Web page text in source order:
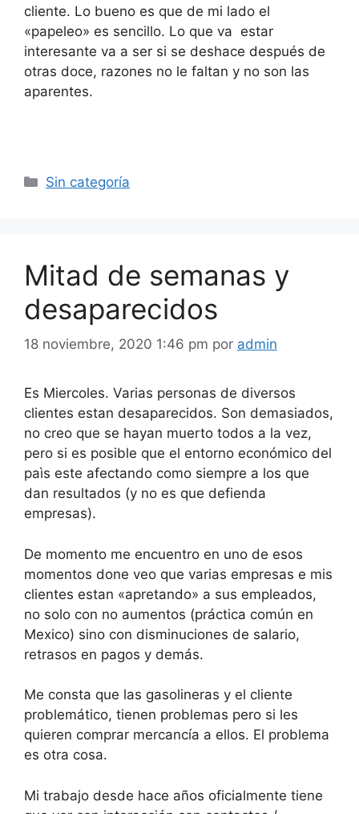
cliente. Lo bueno es que de mi lado el
«papeleo» es sencillo. Lo que va estar
interesante va a ser si se deshace después de
otras doce, razones no le faltan y no son las
aparentes.
Categorías
Sin categoría
Mitad de semanas y
desaparecidos
18 noviembre, 2020 1:46 pm por admin
Es Miercoles. Varias personas de diversos
clientes estan desaparecidos. Son demasiados,
no creo que se hayan muerto todos a la vez,
pero si es posible que el entorno económico del
paìs este afectando como siempre a los que
dan resultados (y no es que defienda
empresas).
De momento me encuentro en uno de esos
momentos done veo que varias empresas e mis
clientes estan «apretando» a sus empleados,
no solo con no aumentos (práctica común en
Mexico) sino con disminuciones de salario,
retrasos en pagos y demás.
Me consta que las gasolineras y el cliente
problemático, tienen problemas pero si les
quieren comprar mercancía a ellos. El problema
es otra cosa.
Mi trabajo desde hace años oficialmente tiene